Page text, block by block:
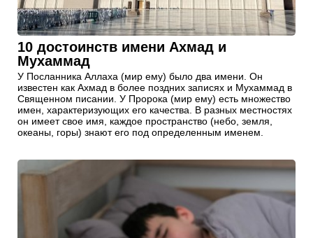
10 достоинств имени Ахмад и
Мухаммад
У Посланника Аллаха (мир ему) было два имени. Он
известен как Ахмад в более поздних записях и Мухаммад в
Священном писании. У Пророка (мир ему) есть множество
имен, характеризующих его качества. В разных местностях
он имеет свое имя, каждое пространство (небо, земля,
океаны, горы) знают его под определенным именем.